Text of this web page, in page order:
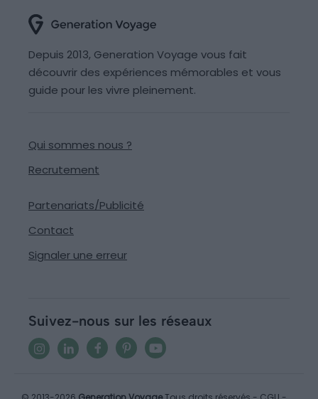
Depuis 2013, Generation Voyage vous fait
découvrir des expériences mémorables et vous
guide pour les vivre pleinement.
Qui sommes nous ?
Recrutement
Partenariats/Publicité
Contact
Signaler une erreur
Suivez-nous sur les réseaux